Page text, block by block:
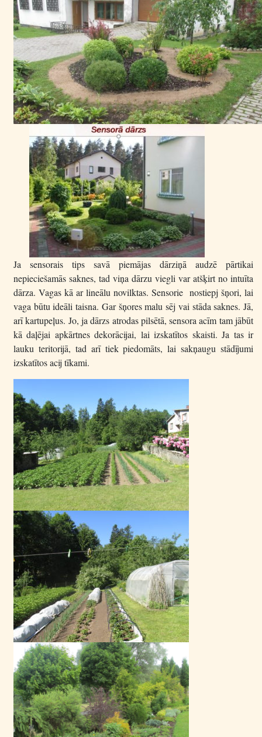
Ja sensorais tips savā piemājas dārziņā audzē pārtikai
nepieciešamās saknes, tad viņa dārzu viegli var atšķirt no intuīta
dārza. Vagas kā ar lineālu novilktas. Sensorie nostiepj šņori, lai
vaga būtu ideāli taisna. Gar šņores malu sēj vai stāda saknes. Jā,
arī kartupeļus. Jo, ja dārzs atrodas pilsētā, sensora acīm tam jābūt
kā daļējai apkārtnes dekorācijai, lai izskatītos skaisti. Ja tas ir
lauku teritorijā, tad arī tiek piedomāts, lai sakņaugu stādījumi
izskatītos acij tīkami.